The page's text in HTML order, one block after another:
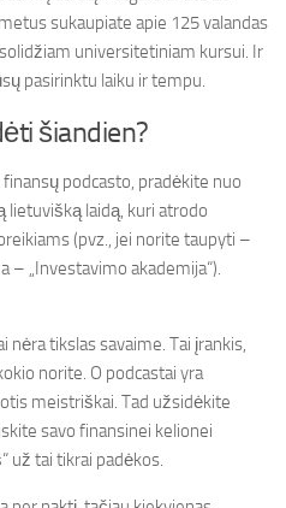
sukaupiate apie 125 valandas
universitetiniam kursui. Ir
pasirinktu laiku ir tempu.
šiandien?
podcasto, pradėkite nuo
lietuvišką laidą, kuri atrodo
(pvz., jei norite taupyti –
– „Investavimo akademija“).
nėra tikslas savaime. Tai įrankis,
norite. O podcastai yra
meistriškai. Tad užsidėkite
savo finansinei kelionei
už tai tikrai padėkos.